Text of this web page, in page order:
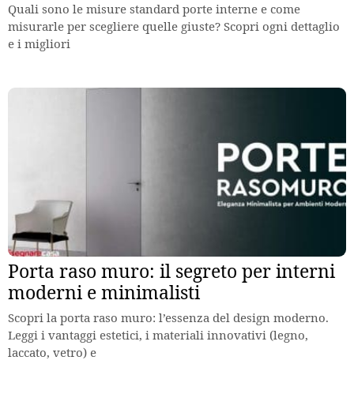
Quali sono le misure standard porte interne e come
misurarle per scegliere quelle giuste? Scopri ogni dettaglio
e i migliori
Porta raso muro: il segreto per interni
moderni e minimalisti
Scopri la porta raso muro: l’essenza del design moderno.
Leggi i vantaggi estetici, i materiali innovativi (legno,
laccato, vetro) e